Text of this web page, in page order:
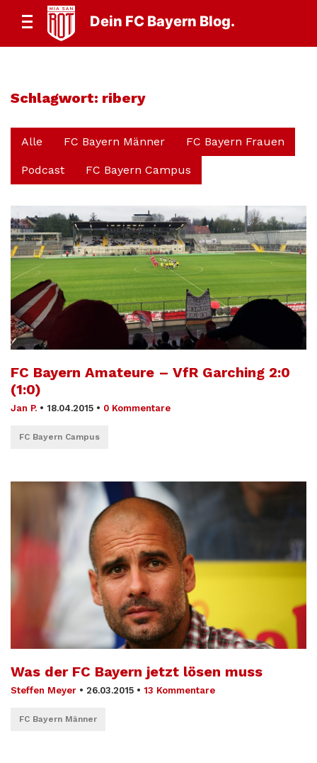
Dein FC Bayern Blog.
Schlagwort: ribery
Alle FC Bayern Männer FC Bayern Frauen
Podcast FC Bayern Campus
FC Bayern Amateure – VfR Garching 2:0
(1:0)
Jan P. • 18.04.2015 • 0 Kommentare
FC Bayern Campus
Was der FC Bayern jetzt lösen muss
Steffen Meyer • 26.03.2015 • 13 Kommentare
FC Bayern Männer